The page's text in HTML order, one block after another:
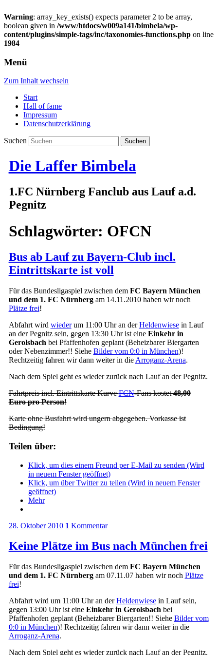
Warning: array_key_exists() expects parameter 2 to be array,
boolean given in /www/htdocs/w009a141/bimbela/wp-
content/plugins/simple-tags/inc/taxonomies-functions.php on line
1984
Menü
Zum Inhalt wechseln
Start
Hall of fame
Impressum
Datenschutzerklärung
Suchen
Die Laffer Bimbela
1.FC Nürnberg Fanclub aus Lauf a.d.
Pegnitz
Schlagwörter: OFCN
Bus ab Lauf zu Bayern-Club incl.
Eintrittskarte ist voll
Für das Bundesligaspiel zwischen dem FC Bayern München
und dem 1. FC Nürnbergam 14.11.2010 haben wir noch
Plätze frei!
Abfahrt wird wiederum 11:00 Uhr an derHeldenwiesein Lauf
an der Pegnitz sein, gegen 13:30 Uhr ist eine Einkehr in
Gerolsbach bei Pfaffenhofen geplant (Beheizbarer Biergarten
oder Nebenzimmer!! Siehe Bilder vom 0:0 in München)!
Rechtzeitig fahren wir dann weiter in die Arroganz-Arena.
Nach dem Spiel geht es wieder zurück nach Lauf an der Pegnitz.
Fahrtpreis incl. Eintrittskarte KurveFCN-Fans kostet48,00
Euro pro Person!
Karte ohne Busfahrt wird ungern abgegeben. Vorkasse ist
Bedingung!
Teilen über:
Klick, um dies einem Freund per E-Mail zu senden (Wird
in neuem Fenster geöffnet)
Klick, um über Twitter zu teilen (Wird in neuem Fenster
geöffnet)
Mehr
28. Oktober 2010 1 Kommentar
Keine Plätze im Bus nach München frei
Für das Bundesligaspiel zwischen dem FC Bayern München
und dem 1. FC Nürnbergam 07.11.07 haben wir noch Plätze
frei!
Abfahrt wird um 11:00 Uhr an derHeldenwiesein Lauf sein,
gegen 13:00 Uhr ist eine Einkehr in Gerolsbach bei
Pfaffenhofen geplant (Beheizbarer Biergarten!! Siehe Bilder vom
0:0 in München)! Rechtzeitig fahren wir dann weiter in die
Arroganz-Arena.
Nach dem Spiel geht es wieder zurück nach Lauf an der Pegnitz.